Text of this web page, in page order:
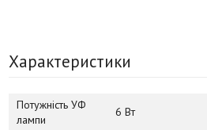
Характеристики
Потужність УФ
лампи
6 Вт